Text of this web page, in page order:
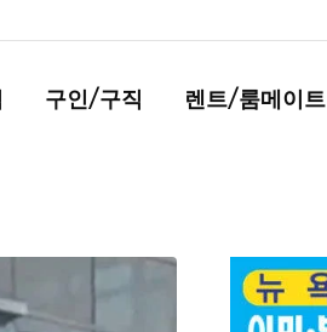
구인/구직 렌트/룸메이트